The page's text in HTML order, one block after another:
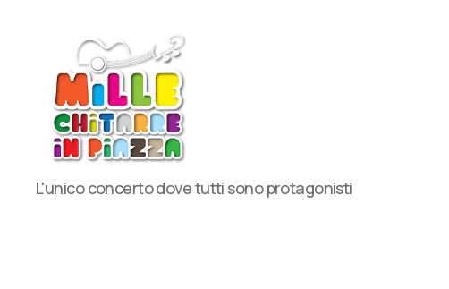
MilleChitarre
in
L'unico concerto dove tutti sono protagonisti